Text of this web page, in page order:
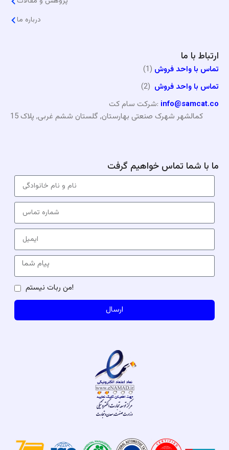
درباره ما
ارتباط با ما
تماس با واحد فروش (1)
تماس با واحد فروش (2)
شرکت سام کت: info@samcat.co
کمالشهر شهرک صنعتی بهارستان, گلستان ششم غربی, پلاک 15
ما با شما تماس خواهیم گرفت
من ربات نیستم!
ارسال